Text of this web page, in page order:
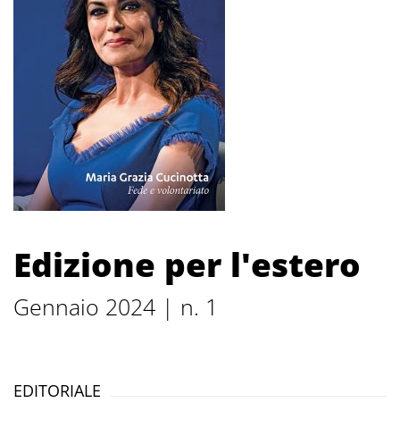
Edizione per l'estero
Gennaio 2024 | n. 1
EDITORIALE